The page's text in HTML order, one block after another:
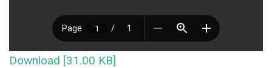
Download [31.00 KB]